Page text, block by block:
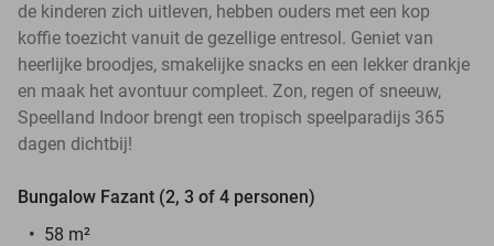
de kinderen zich uitleven, hebben ouders met een kop
koffie toezicht vanuit de gezellige entresol. Geniet van
heerlijke broodjes, smakelijke snacks en een lekker drankje
en maak het avontuur compleet. Zon, regen of sneeuw,
Speelland Indoor brengt een tropisch speelparadijs 365
dagen dichtbij!
Bungalow Fazant (2, 3 of 4 personen)
58 m²